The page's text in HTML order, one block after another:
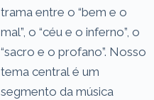
trama entre o “bem e o
mal”, o “céu e o inferno”, o
“sacro e o profano”. Nosso
tema central é um
segmento da música